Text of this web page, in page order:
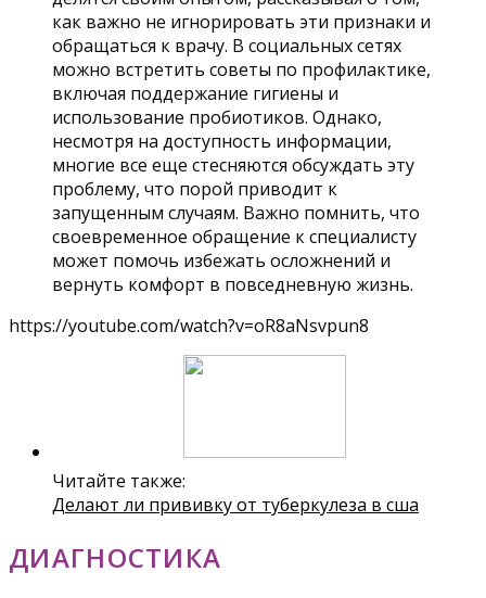
как важно не игнорировать эти признаки и
обращаться к врачу. В социальных сетях
можно встретить советы по профилактике,
включая поддержание гигиены и
использование пробиотиков. Однако,
несмотря на доступность информации,
многие все еще стесняются обсуждать эту
проблему, что порой приводит к
запущенным случаям. Важно помнить, что
своевременное обращение к специалисту
может помочь избежать осложнений и
вернуть комфорт в повседневную жизнь.
https://youtube.com/watch?v=oR8aNsvpun8
Читайте также:
Делают ли прививку от туберкулеза в сша
ДИАГНОСТИКА